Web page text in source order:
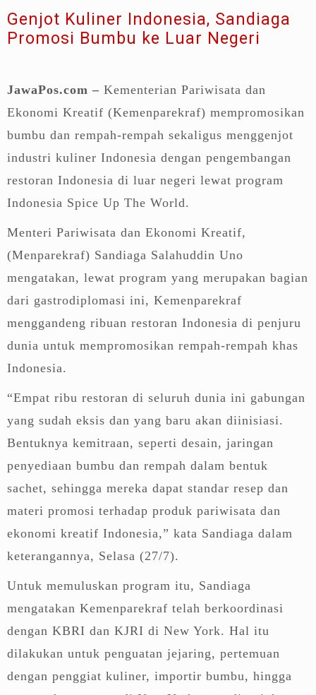
Genjot Kuliner Indonesia, Sandiaga
Promosi Bumbu ke Luar Negeri
JawaPos.com – Kementerian Pariwisata dan
Ekonomi Kreatif (Kemenparekraf) mempromosikan
bumbu dan rempah-rempah sekaligus menggenjot
industri kuliner Indonesia dengan pengembangan
restoran Indonesia di luar negeri lewat program
Indonesia Spice Up The World.
Menteri Pariwisata dan Ekonomi Kreatif,
(Menparekraf) Sandiaga Salahuddin Uno
mengatakan, lewat program yang merupakan bagian
dari gastrodiplomasi ini, Kemenparekraf
menggandeng ribuan restoran Indonesia di penjuru
dunia untuk mempromosikan rempah-rempah khas
Indonesia.
“Empat ribu restoran di seluruh dunia ini gabungan
yang sudah eksis dan yang baru akan diinisiasi.
Bentuknya kemitraan, seperti desain, jaringan
penyediaan bumbu dan rempah dalam bentuk
sachet, sehingga mereka dapat standar resep dan
materi promosi terhadap produk pariwisata dan
ekonomi kreatif Indonesia,” kata Sandiaga dalam
keterangannya, Selasa (27/7).
Untuk memuluskan program itu, Sandiaga
mengatakan Kemenparekraf telah berkoordinasi
dengan KBRI dan KJRI di New York. Hal itu
dilakukan untuk penguatan jejaring, pertemuan
dengan penggiat kuliner, importir bumbu, hingga